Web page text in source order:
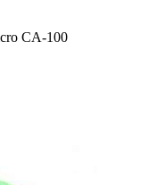
CA-100